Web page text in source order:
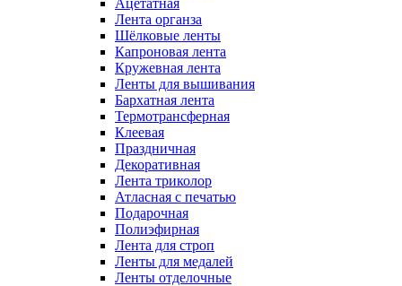
Лента органза
Шёлковые ленты
Капроновая лента
Кружевная лента
Ленты для вышивания
Бархатная лента
Термотрансферная
Клеевая
Праздничная
Декоративная
Лента триколор
Атласная с печатью
Подарочная
Полиэфирная
Лента для строп
Ленты для медалей
Ленты отделочные